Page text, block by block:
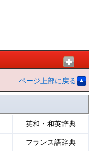
ページ上部に戻る
英和・和英辞典
フランス語辞典